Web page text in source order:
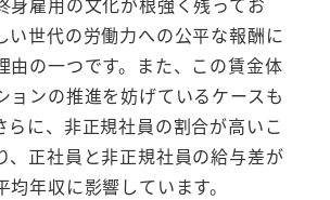
い世代の労働力への公平な報酬に
由の一つです。また、この賃金体
ョンの推進を妨げているケースも
らに、非正規社員の割合が高いこ
、正社員と非正規社員の給与差が
年収に影響しています。